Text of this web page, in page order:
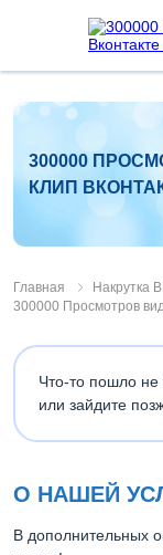
300000
КЛИП
Главная
Накрутка
300000 Просмотров
Что-то пошло не
или зайдите
О НАШЕЙ
В дополнительных